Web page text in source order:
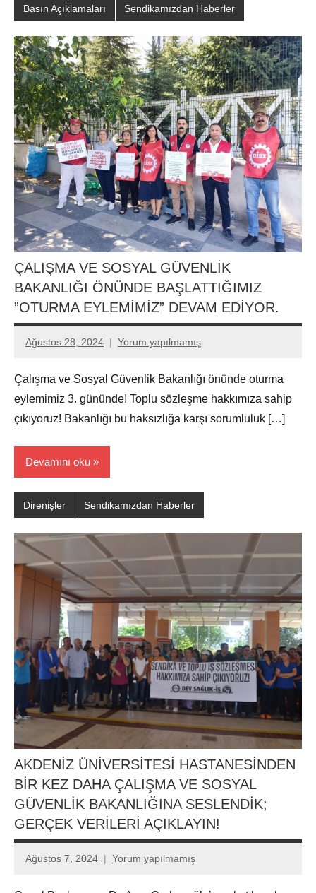
Basın Açıklamaları Sendikamızdan Haberler
ÇALIŞMA VE SOSYAL GÜVENLİK
BAKANLIĞI ÖNÜNDE BAŞLATTIĞIMIZ
”OTURMA EYLEMİMİZ” DEVAM EDİYOR.
Ağustos 28, 2024
Aksu
Yorum yapılmamış
Çalışma ve Sosyal Güvenlik Bakanlığı önünde oturma
eylemimiz 3. gününde! Toplu sözleşme hakkımıza sahip
çıkıyoruz! Bakanlığı bu haksızlığa karşı sorumluluk […]
Devamını oku
Direnişler Sendikamızdan Haberler
AKDENİZ ÜNİVERSİTESİ HASTANESİNDEN
BİR KEZ DAHA ÇALIŞMA VE SOSYAL
GÜVENLİK BAKANLIĞINA SESLENDİK;
GERÇEK VERİLERİ AÇIKLAYIN!
Ağustos 7, 2024
Aksu
Yorum yapılmamış